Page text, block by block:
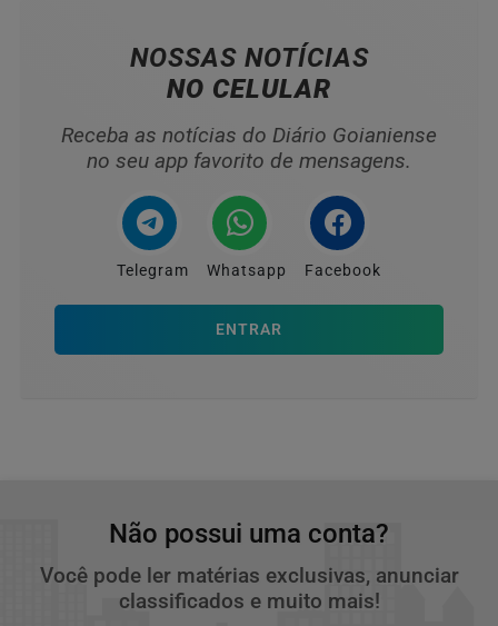
NOSSAS NOTÍCIAS
NO CELULAR
Receba as notícias do Diário Goianiense
no seu app favorito de mensagens.
Telegram Whatsapp Facebook
ENTRAR
Não possui uma conta?
Você pode ler matérias exclusivas, anunciar
classificados e muito mais!